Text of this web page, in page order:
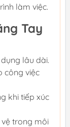
làm việc.
Tay
lâu dài.
công việc
khi tiếp xúc
trong môi